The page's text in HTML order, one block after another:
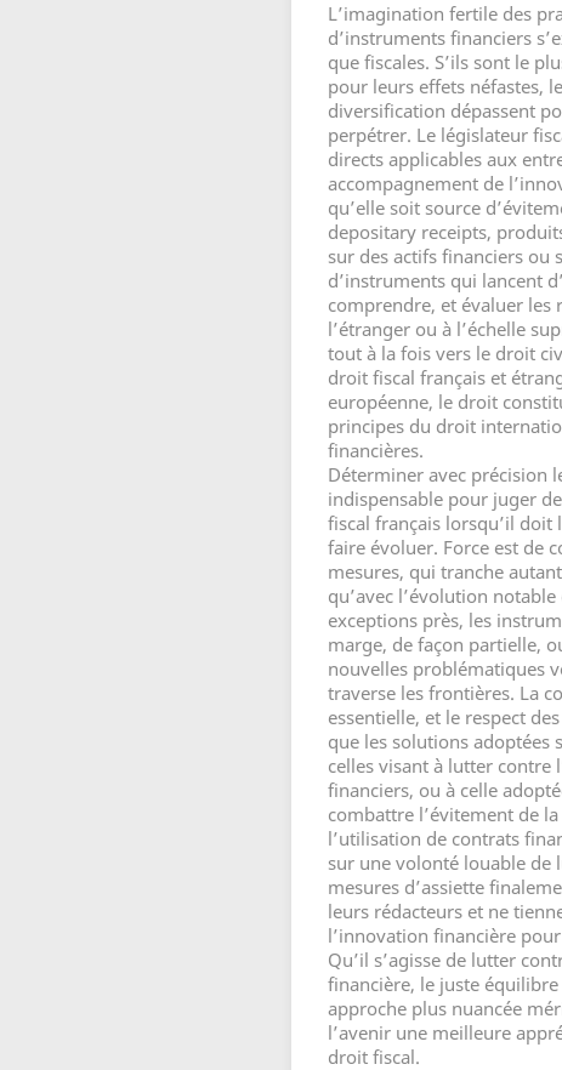
L’imagination fertile des
d’instruments financiers
que fiscales. S’ils sont le
pour leurs effets néfastes,
diversification dépassent
perpétrer. Le législateur
directs applicables aux
accompagnement de
qu’elle soit source
depositary receipts,
sur des actifs financiers
d’instruments qui lancent
comprendre, et évaluer les
l’étranger ou à l’échelle
tout à la fois vers le droit
droit fiscal français et
européenne, le droit
principes du droit
financières.
Déterminer avec précision
indispensable pour juger
fiscal français lorsqu’il doit
faire évoluer. Force est de
mesures, qui tranche
qu’avec l’évolution
exceptions près, les
marge, de façon partielle,
nouvelles problématiques
traverse les frontières. La
essentielle, et le respect
que les solutions adoptées
celles visant à lutter contre
financiers, ou à celle
combattre l’évitement de
l’utilisation de contrats
sur une volonté louable de
mesures d’assiette
leurs rédacteurs et ne
l’innovation financière
Qu’il s’agisse de lutter
financière, le juste
approche plus nuancée
l’avenir une meilleure
droit fiscal.